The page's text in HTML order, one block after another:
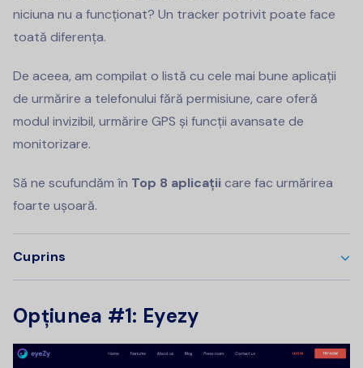
niciuna nu a funcționat? Un tracker potrivit poate face
toată diferența.
De aceea, am compilat o listă cu cele mai bune aplicații
de urmărire a telefonului fără permisiune, care oferă
modul invizibil, urmărire GPS și funcții avansate de
monitorizare.
Să ne scufundăm în Top 8 aplicații care fac urmărirea
foarte ușoară.
Cuprins
Opțiunea #1: Eyezy